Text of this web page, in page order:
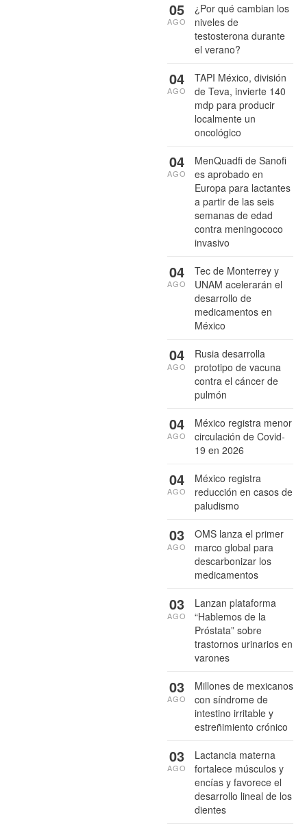
¿Por qué cambian los
niveles de
testosterona durante
el verano?
05
AGO
TAPI México, división
de Teva, invierte 140
mdp para producir
localmente un
oncológico
04
AGO
MenQuadfi de Sanofi
es aprobado en
Europa para lactantes
a partir de las seis
semanas de edad
contra meningococo
invasivo
04
AGO
Tec de Monterrey y
UNAM acelerarán el
desarrollo de
medicamentos en
México
04
AGO
Rusia desarrolla
prototipo de vacuna
contra el cáncer de
pulmón
04
AGO
México registra menor
circulación de Covid-
19 en 2026
04
AGO
México registra
reducción en casos de
paludismo
04
AGO
OMS lanza el primer
marco global para
descarbonizar los
medicamentos
03
AGO
Lanzan plataforma
“Hablemos de la
Próstata” sobre
trastornos urinarios en
varones
03
AGO
Millones de mexicanos
con síndrome de
intestino irritable y
estreñimiento crónico
03
AGO
Lactancia materna
fortalece músculos y
encías y favorece el
desarrollo lineal de los
dientes
03
AGO